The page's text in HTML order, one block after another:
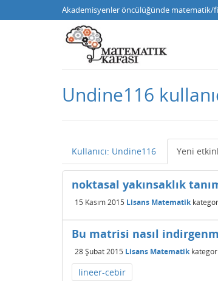
Akademisyenler öncülüğünde
Undine116
Kullanıcı: Undine116 Yeni
noktasal yakınsaklık
15 Kasım 2015 Lisans Matematik
Bu matrisi nasıl
28 Şubat 2015 Lisans Matematik
lineer-cebir